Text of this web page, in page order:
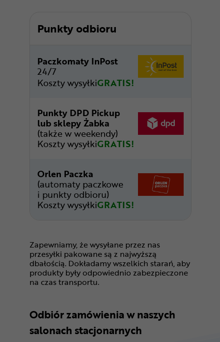
Punkty odbioru
Paczkomaty InPost
24/7
Koszty wysyłkiGRATIS!
Punkty DPD Pickup
lub sklepy Żabka
(także w weekendy)
Koszty wysyłkiGRATIS!
Orlen Paczka
(automaty paczkowe
i punkty odbioru)
Koszty wysyłkiGRATIS!
Zapewniamy, że wysyłane przez nas
przesyłki pakowane są z najwyższą
dbałością. Dokładamy wszelkich starań, aby
produkty były odpowiednio zabezpieczone
na czas transportu.
Odbiór zamówienia w naszych
salonach stacjonarnych